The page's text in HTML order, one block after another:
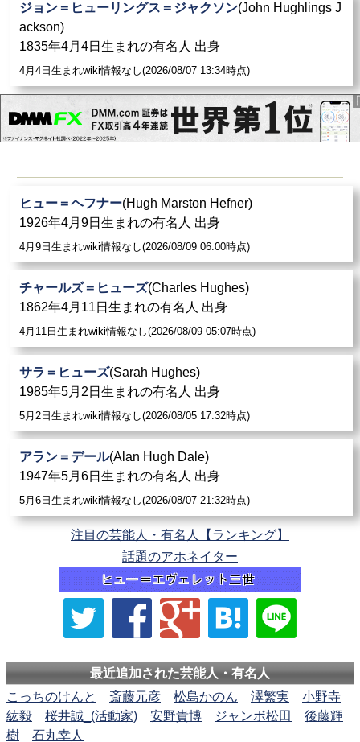
ジョン＝ヒューリングス＝ジャクソン(John Hughlings J
ackson)
1835年4月4日生まれの有名人 出身
4月4日生まれwiki情報なし(2026/08/07 13:34時点)
ヒュー＝ヘフナー(Hugh Marston Hefner)
1926年4月9日生まれの有名人 出身
4月9日生まれwiki情報なし(2026/08/09 06:00時点)
チャールズ＝ヒューズ(Charles Hughes)
1862年4月11日生まれの有名人 出身
4月11日生まれwiki情報なし(2026/08/09 05:07時点)
サラ＝ヒューズ(Sarah Hughes)
1985年5月2日生まれの有名人 出身
5月2日生まれwiki情報なし(2026/08/05 17:32時点)
アラン＝デール(Alan Hugh Dale)
1947年5月6日生まれの有名人 出身
5月6日生まれwiki情報なし(2026/08/07 21:32時点)
注目の芸能人・有名人【ランキング】
話題のアホネイター
最近追加された芸能人・有名人
こっちのけんと
斎藤元彦 松島かのん 澤繁実
小野寺
紘毅
桜井誠_(活動家) 安野貴博 ジャンボ松田
後藤輝
樹
石丸幸人